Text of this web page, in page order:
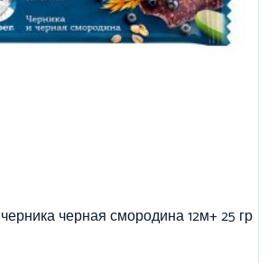
черная смородина 12м+ 25 гр